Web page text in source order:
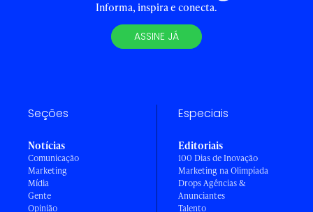
Informa, inspira e conecta.
ASSINE JÁ
Seções
Notícias
Comunicação
Marketing
Mídia
Gente
Opinião
Especiais
Editoriais
100 Dias de Inovação
Marketing na Olimpíada
Drops Agências &
Anunciantes
Talento